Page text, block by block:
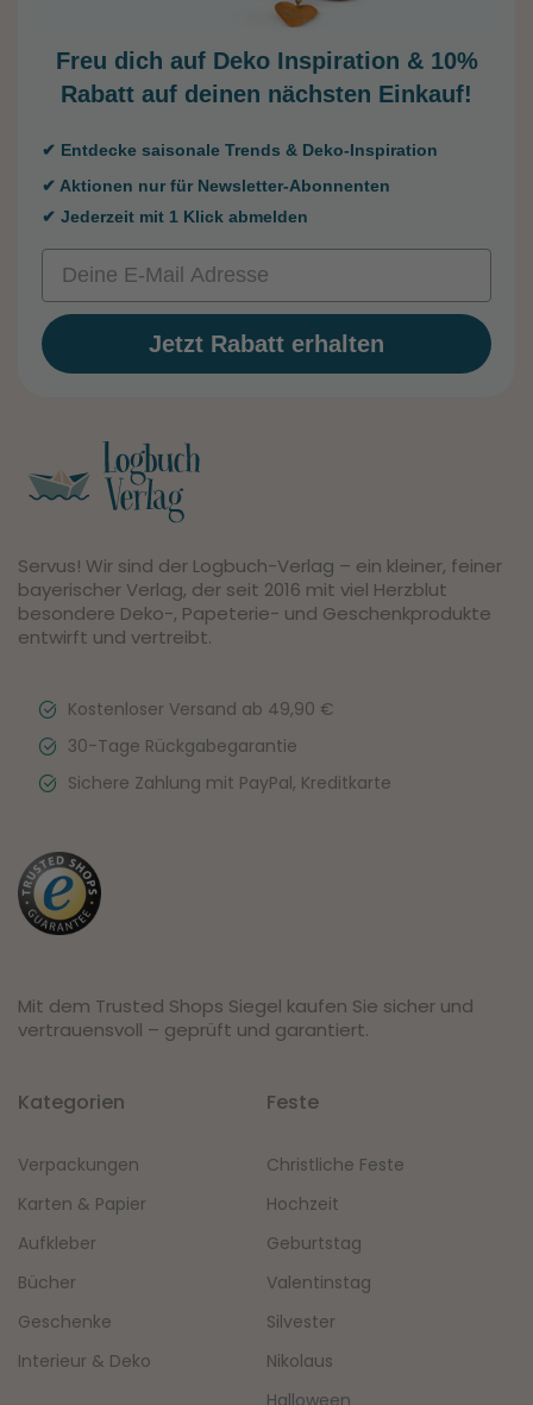
Freu dich auf Deko Inspiration & 10%
Rabatt auf deinen nächsten Einkauf!
✔ Entdecke saisonale Trends & Deko-Inspiration
✔ Aktionen nur für Newsletter-Abonnenten
✔ Jederzeit mit 1 Klick abmelden
Jetzt Rabatt erhalten
Servus! Wir sind der Logbuch-Verlag – ein kleiner, feiner
bayerischer Verlag, der seit 2016 mit viel Herzblut
besondere Deko-, Papeterie- und Geschenkprodukte
entwirft und vertreibt.
Kostenloser Versand ab 49,90 €
30-Tage Rückgabegarantie
Sichere Zahlung mit PayPal, Kreditkarte
Mit dem Trusted Shops Siegel kaufen Sie sicher und
vertrauensvoll – geprüft und garantiert.
Kategorien
Verpackungen
Karten & Papier
Aufkleber
Bücher
Geschenke
Interieur & Deko
Feste
Christliche Feste
Hochzeit
Geburtstag
Valentinstag
Silvester
Nikolaus